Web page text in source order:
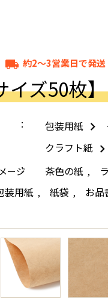
local_shipping 約2～3営業日で発送
イズ50枚
包装用紙
クラフト紙
ージ 茶色の紙,
装用紙, 紙袋 , お品